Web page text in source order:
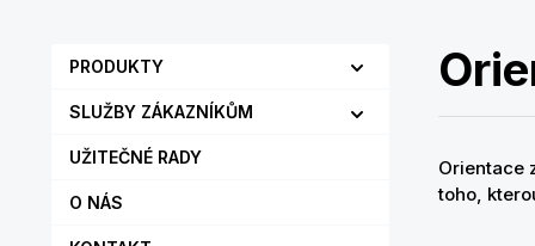
PRODUKTY
SLUŽBY ZÁKAZNÍKŮM
UŽITEČNÉ RADY
O NÁS
Orientace
toho,